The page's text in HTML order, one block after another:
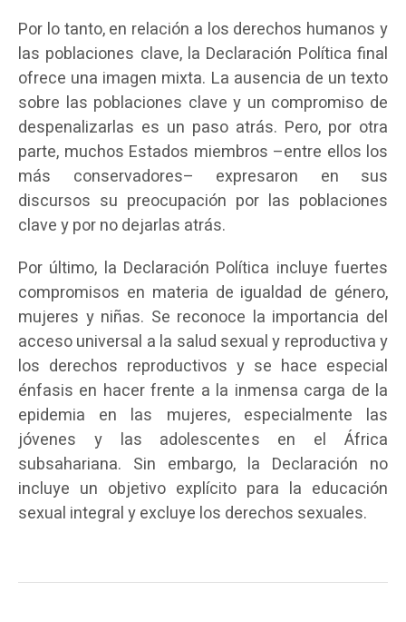
Por lo tanto, en relación a los derechos humanos y
las poblaciones clave, la Declaración Política final
ofrece una imagen mixta. La ausencia de un texto
sobre las poblaciones clave y un compromiso de
despenalizarlas es un paso atrás. Pero, por otra
parte, muchos Estados miembros –entre ellos los
más conservadores– expresaron en sus
discursos su preocupación por las poblaciones
clave y por no dejarlas atrás.
Por último, la Declaración Política incluye fuertes
compromisos en materia de igualdad de género,
mujeres y niñas. Se reconoce la importancia del
acceso universal a la salud sexual y reproductiva y
los derechos reproductivos y se hace especial
énfasis en hacer frente a la inmensa carga de la
epidemia en las mujeres, especialmente las
jóvenes y las adolescentes en el África
subsahariana. Sin embargo, la Declaración no
incluye un objetivo explícito para la educación
sexual integral y excluye los derechos sexuales.